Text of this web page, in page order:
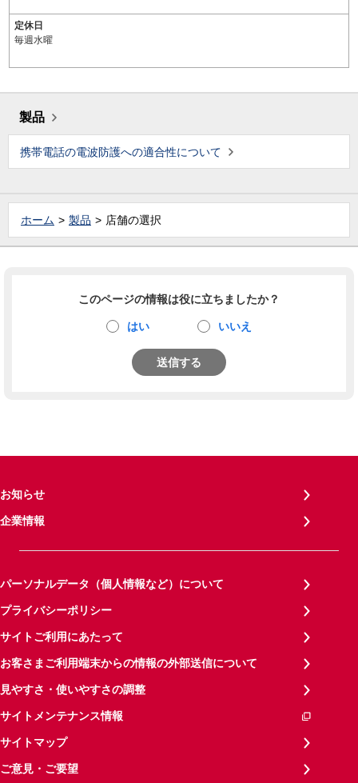
定休日
毎週水曜
製品
携帯電話の電波防護への適合性について
ホーム 製品 店舗の選択
このページの情報は役に立ちましたか？
はい いいえ
送信する
お知らせ
企業情報
パーソナルデータ（個人情報など）について
プライバシーポリシー
サイトご利用にあたって
お客さまご利用端末からの情報の外部送信について
見やすさ・使いやすさの調整
サイトメンテナンス情報
サイトマップ
ご意見・ご要望